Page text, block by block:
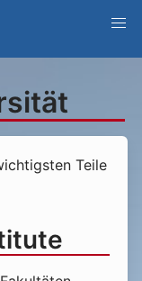
Teile